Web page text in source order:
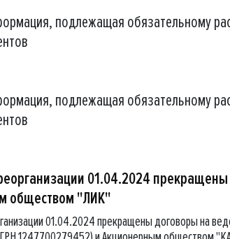
подлежащая обязательному
подлежащая обязательному
01.04.2024
обществом "ЛИК"
01.04.2024 прекращены договоры на